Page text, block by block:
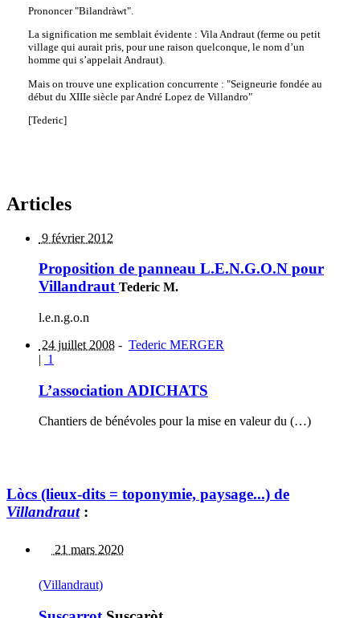
Prononcer "Bilandràwt".
La signification me semblait évidente : Vila Andraut (ferme ou petit
village qui aurait pris, pour une raison quelconque, le nom d’un
homme qui s’appelait Andraut).
Mais on trouve une explication concurrente : "Seigneurie fondée au
début du XIIIe siècle par André Lopez de Villandro"
[Tederic]
Articles
9 février 2012
Proposition de panneau L.E.N.G.O.N pour
Villandraut Tederic M.
l.e.n.g.o.n
24 juillet 2008 - Tederic MERGER
| 1
L’association ADICHATS
Chantiers de bénévoles pour la mise en valeur du (…)
Lòcs (lieux-dits = toponymie, paysage...) de
Villandraut:
21 mars 2020
(Villandraut)